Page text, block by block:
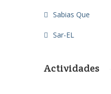
Sabias Que
Sar-EL
Actividades